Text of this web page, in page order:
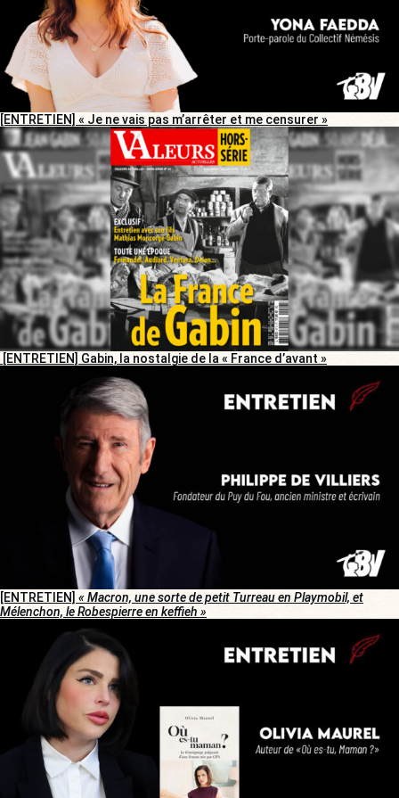
[ENTRETIEN] « Je ne vais pas m’arrêter et me censurer »
[ENTRETIEN] Gabin, la nostalgie de la « France d’avant »
[ENTRETIEN] « Macron, une sorte de petit Turreau en Playmobil, et
Mélenchon, le Robespierre en keffieh »